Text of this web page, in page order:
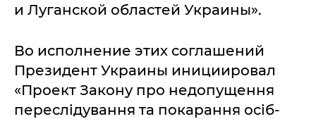
и Луганской областей Украины».
Во исполнение этих соглашений
Президент Украины инициировал
«Проект Закону про недопущення
переслідування та покарання осіб-